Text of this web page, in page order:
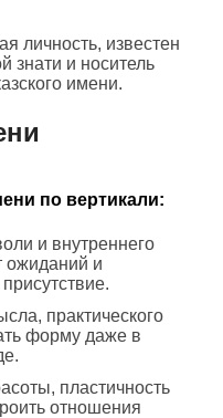
личность, известен
знати и носитель
имени.
по вертикали:
и внутреннего
ожиданий и
практического
форму даже в
пластичность
отношения